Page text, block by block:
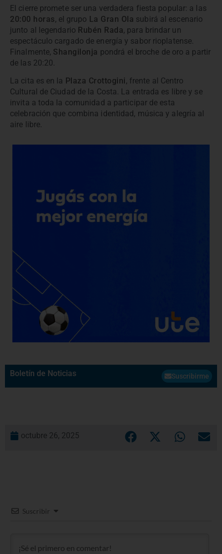
El cierre promete ser una verdadera fiesta popular: a las
20:00 horas, el grupo La Gran Ola subirá al escenario
junto al legendario Rubén Rada, para brindar un
espectáculo cargado de energía y sabor rioplatense.
Finalmente, Shangilonja pondrá el broche de oro a partir
de las 20:20.
La cita es en la Plaza Crottogini, frente al Centro
Cultural de Ciudad de la Costa. La entrada es libre y se
invita a toda la comunidad a participar de esta
celebración que combina identidad, música y alegría al
aire libre.
Boletín de Noticias Suscribirme
octubre 26, 2025
Suscribir